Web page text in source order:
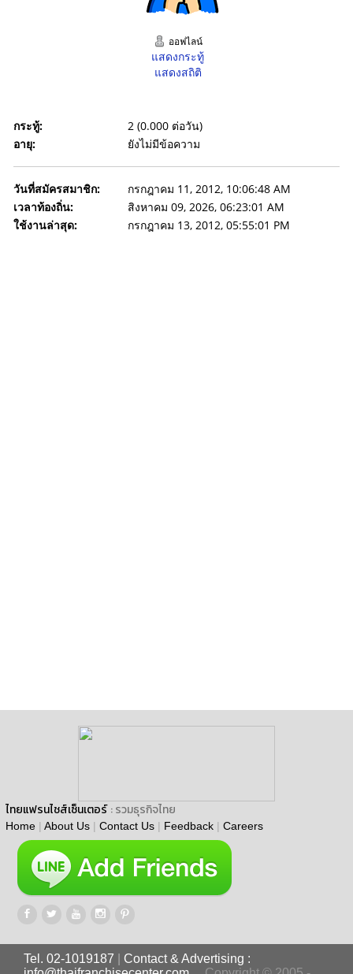
ออฟไลน์
แสดงกระทู้
แสดงสถิติ
กระทู้:
2 (0.000 ต่อวัน)
อายุ:
ยังไม่มีข้อความ
วันที่สมัครสมาชิก:
กรกฎาคม 11, 2012, 10:06:48 AM
เวลาท้องถิ่น:
สิงหาคม 09, 2026, 06:23:01 AM
ใช้งานล่าสุด:
กรกฎาคม 13, 2012, 05:55:01 PM
ไทยแฟรนไชส์เซ็นเตอร์ : รวมธุรกิจไทย
Home | About Us | Contact Us | Feedback | Careers
Tel. 02-1019187
Contact & Advertising :